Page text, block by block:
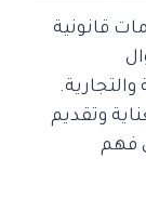
قانونية
وتقديم
فهم